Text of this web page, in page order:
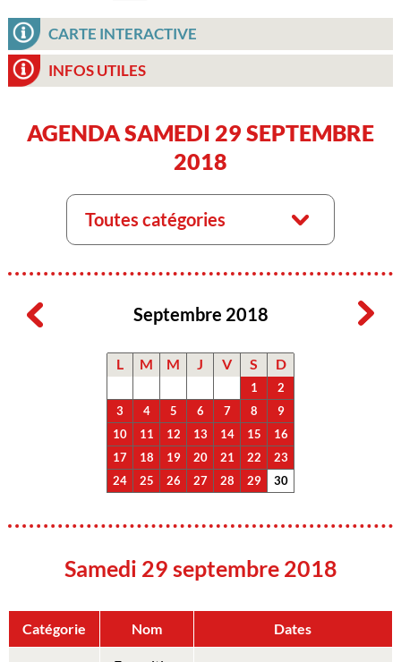
CARTE INTERACTIVE
INFOS UTILES
AGENDA SAMEDI 29 SEPTEMBRE
2018
Toutes catégories
Septembre 2018
L M M J V S D
1
2
3
4 5 6 7 8
9
10
11 12 13 14 15
16
17
18 19 20 21 22
23
24
25 26 27 28 29 30
Samedi 29 septembre 2018
Catégorie Nom Dates